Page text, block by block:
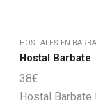
HOSTALES EN
Hostal Barbate
38€
Hostal